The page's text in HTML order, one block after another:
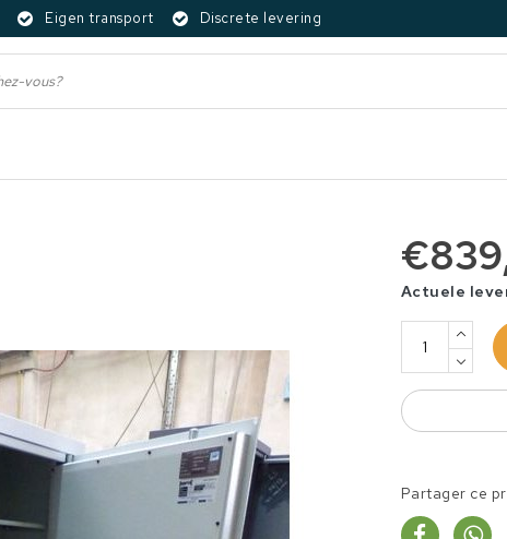
Eigen transport Discrete levering
Actuele
Partager ce